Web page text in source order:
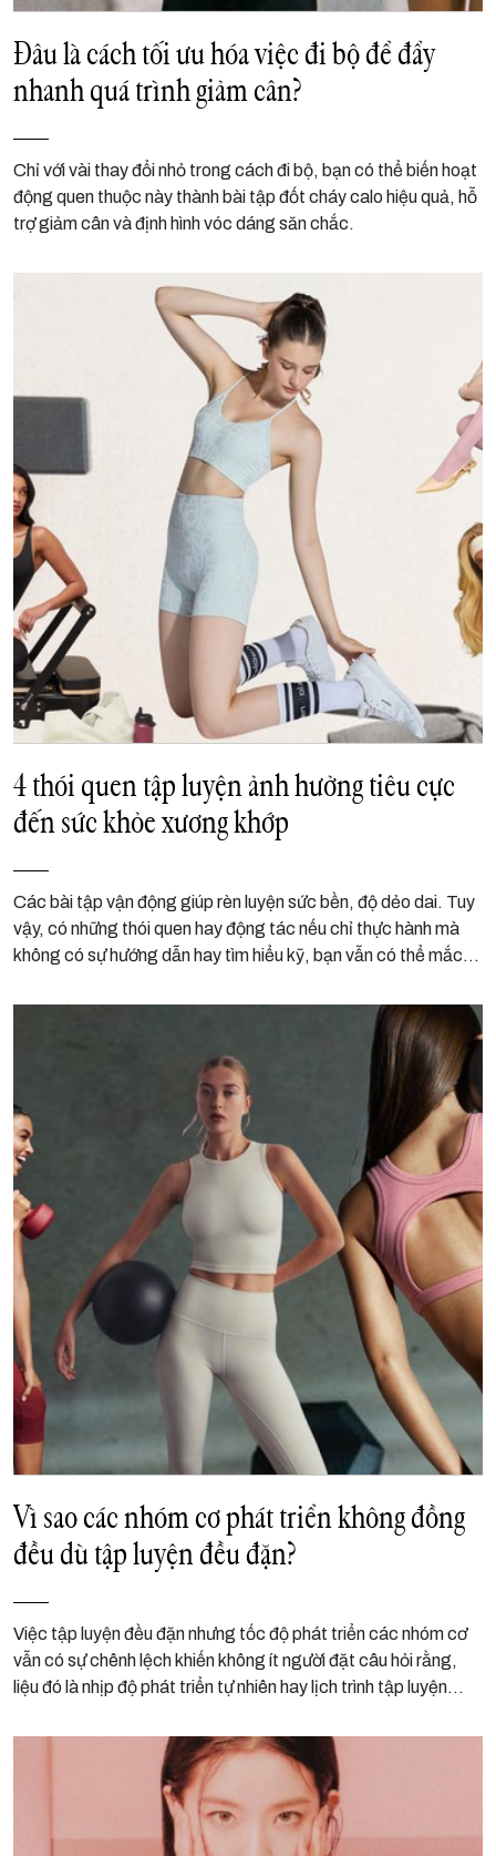
Đâu là cách tối ưu hóa việc đi bộ để đẩy
nhanh quá trình giảm cân?
Chỉ với vài thay đổi nhỏ trong cách đi bộ, bạn có thể biến hoạt
động quen thuộc này thành bài tập đốt cháy calo hiệu quả, hỗ
trợ giảm cân và định hình vóc dáng săn chắc.
4 thói quen tập luyện ảnh hưởng tiêu cực
đến sức khỏe xương khớp
Các bài tập vận động giúp rèn luyện sức bền, độ dẻo dai. Tuy
vậy, có những thói quen hay động tác nếu chỉ thực hành mà
không có sự hướng dẫn hay tìm hiểu kỹ, bạn vẫn có thể mắc
đặn.
Vì sao các nhóm cơ phát triển không đồng
đều dù tập luyện đều đặn?
Việc tập luyện đều đặn nhưng tốc độ phát triển các nhóm cơ
vẫn có sự chênh lệch khiến không ít người đặt câu hỏi rằng,
liệu đó là nhịp độ phát triển tự nhiên hay lịch trình tập luyện